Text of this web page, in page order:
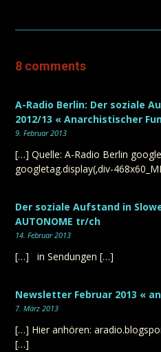
8 comments
A-Radio Berlin: Der soziale
2012/13 « Anarchistischer
9. Februar 2013
[…] Quelle: A-Radio Berlin
googletag.display(‚div-
Der soziale Aufstand in
AUTONOME tr/ch
14. Februar 2013
[…] in Sendungen […]
Newsletter Februar 2013 «
7. März 2013
[…] Hier anhören:
[…]